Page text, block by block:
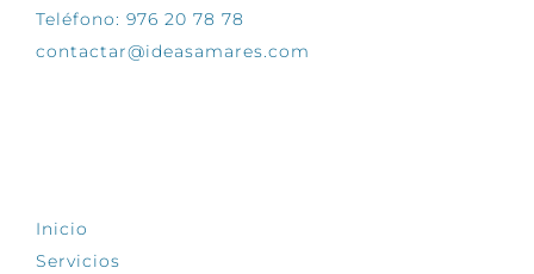
Teléfono: 976 20 78 78
contactar@ideasamares.com
Inicio
Servicios